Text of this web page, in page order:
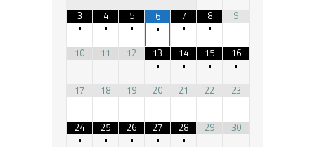
3
•
4
•
5
•
6
•
7
•
8
•
9
10 11 12
13
•
14
•
15
•
16
•
17
18 19 20 21 22 23
24
•
25
•
26
•
27
•
28
•
29 30